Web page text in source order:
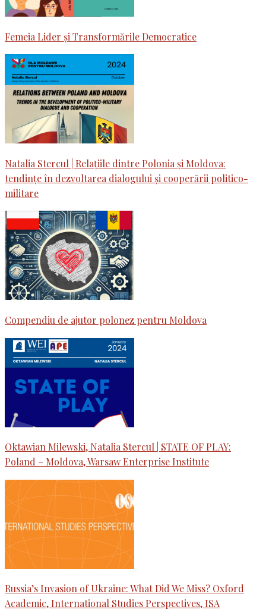
Femeia Lider și Transformările Democratice
Natalia Stercul | Relațiile dintre Polonia și Moldova:
tendințe în dezvoltarea dialogului și cooperării politico-
militare
Compendiu de ajutor polonez pentru Moldova
Oktawian Milewski, Natalia Stercul | STATE OF PLAY:
Poland – Moldova, Warsaw Enterprise Institute
Russia’s Invasion of Ukraine: What Did We Miss? Oxford
Academic, International Studies Perspectives, ISA